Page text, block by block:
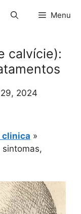
Menu
calvície):
2024
clinica »